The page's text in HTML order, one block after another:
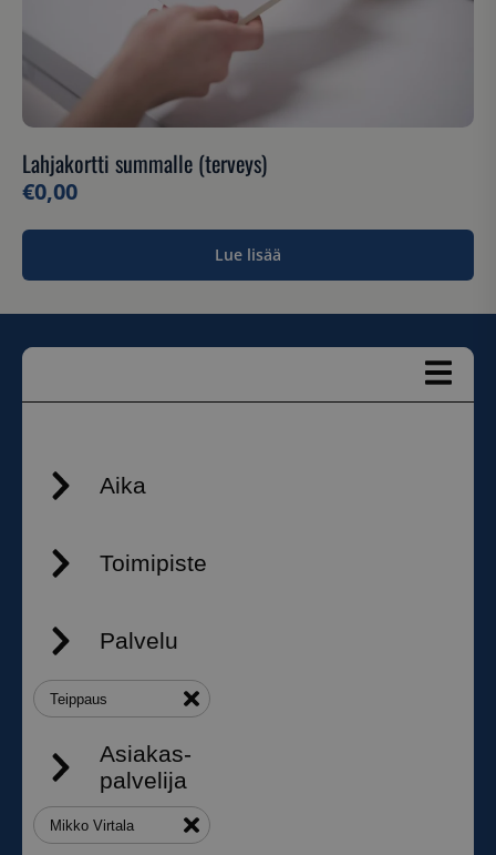
Lahjakortti summalle (terveys)
€0,00
Lue lisää